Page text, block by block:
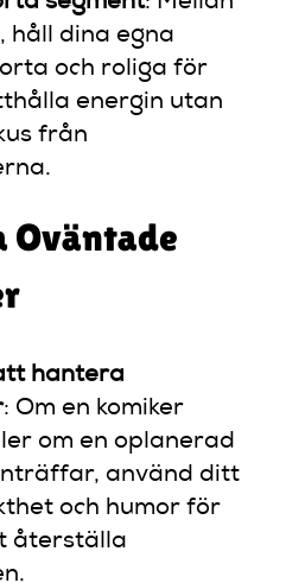
håll dina egna
och roliga för
energin utan
från
Oväntade
hantera
: Om en komiker
om en oplanerad
använd ditt
och humor för
återställa